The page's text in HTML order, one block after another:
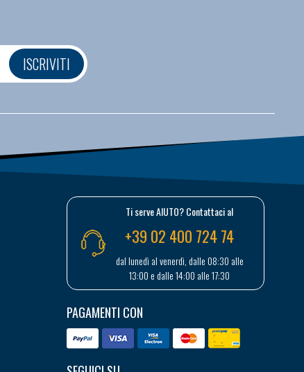
ISCRIVITI
Ti serve AIUTO? Contattaci al
+39 02 400 724 74
dal lunedì al venerdì, dalle 08:30 alle
13:00 e dalle 14:00 alle 17:30
PAGAMENTI CON